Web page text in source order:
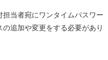
当者宛にワンタイムパスワー
追加や変更をする必要があり